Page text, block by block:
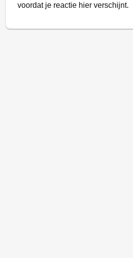
voordat je reactie hier verschijnt.